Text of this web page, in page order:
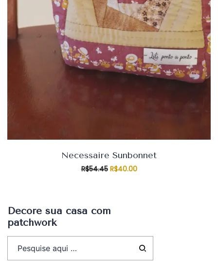
Necessaire Sunbonnet
R$54.45 O
R$54.45.
R$40.00O
Decore sua casa com
patchwork